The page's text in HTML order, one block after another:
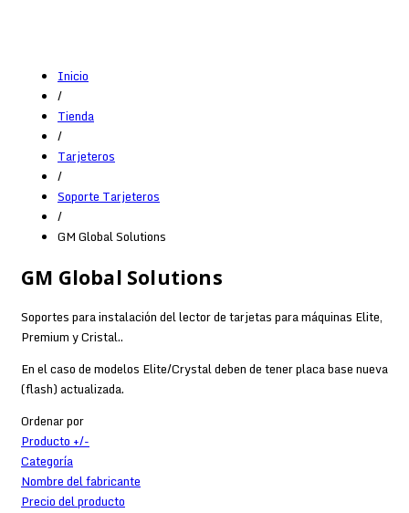
Inicio
/
Tienda
/
Tarjeteros
/
Soporte Tarjeteros
/
GM Global Solutions
GM Global Solutions
Soportes para instalación del lector de tarjetas para máquinas Elite,
Premium y Cristal..
En el caso de modelos Elite/Crystal deben de tener placa base nueva
(flash) actualizada.
Ordenar por
Producto +/-
Categoría
Nombre del fabricante
Precio del producto